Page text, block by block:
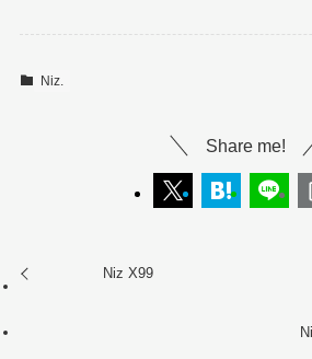
Niz.
Share me!
Niz X99